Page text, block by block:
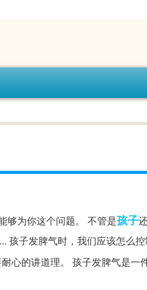
够为你这个问题。 不管是孩子
孩子发脾气时，我们应该怎么
心的讲道理。 孩子发脾气是一